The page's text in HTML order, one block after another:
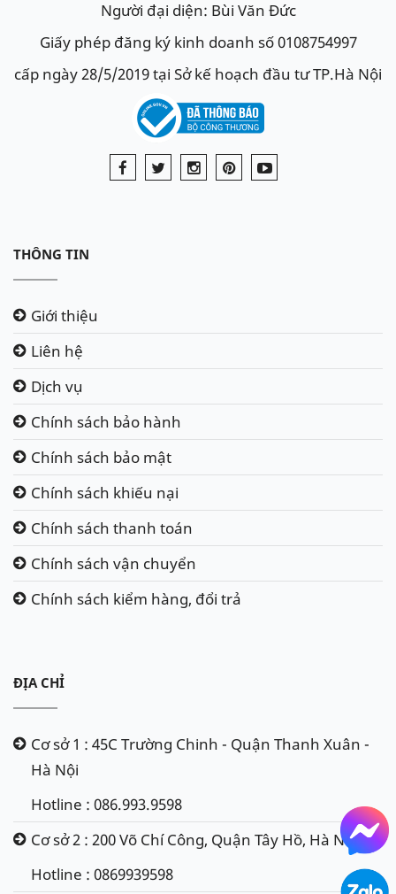
Người đại diện: Bùi Văn Đức
Giấy phép đăng ký kinh doanh số 0108754997
cấp ngày 28/5/2019 tại Sở kế hoạch đầu tư TP.Hà Nội
THÔNG TIN
Giới thiệu
Liên hệ
Dịch vụ
Chính sách bảo hành
Chính sách bảo mật
Chính sách khiếu nại
Chính sách thanh toán
Chính sách vận chuyển
Chính sách kiểm hàng, đổi trả
ĐỊA CHỈ
Cơ sở 1 : 45C Trường Chinh - Quận Thanh Xuân -
Hà Nội
Hotline : 086.993.9598
Cơ sở 2 : 200 Võ Chí Công, Quận Tây Hồ, Hà Nội
Hotline : 0869939598